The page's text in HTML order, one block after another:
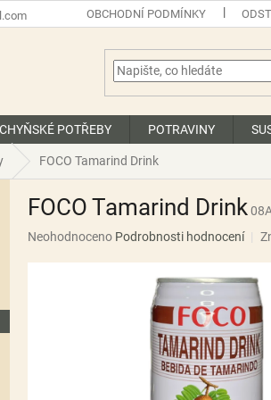
OBCHODNÍ PODMÍNKY
POTŘEBY POTRAVINY
FOCO Tamarind Drink
FOCO Tamarind Drink
Průměrné
Neohodnoceno Podrobnosti hodnocení